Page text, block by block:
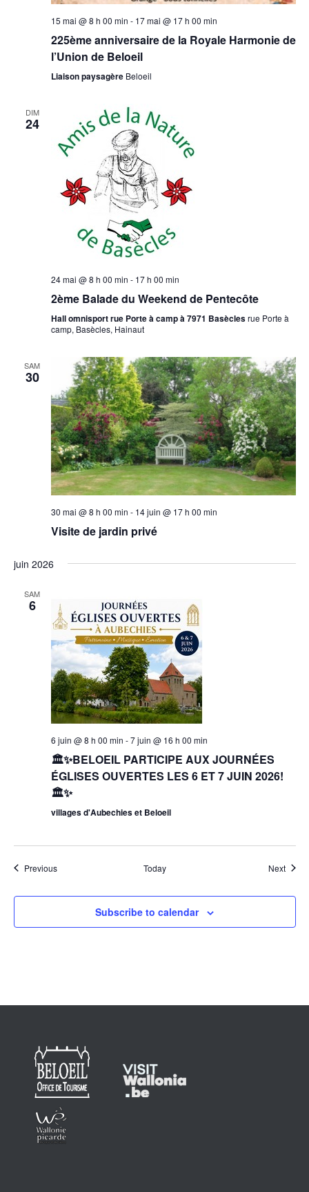
15 mai @ 8 h 00 min - 17 mai @ 17 h 00 min
225ème anniversaire de la Royale Harmonie de
l’Union de Beloeil
Liaison paysagère Beloeil
DIM
24
24 mai @ 8 h 00 min - 17 h 00 min
2ème Balade du Weekend de Pentecôte
Hall omnisport rue Porte à camp à 7971 Basèclesrue Porte à
camp, Basècles, Hainaut
SAM
30
30 mai @ 8 h 00 min - 14 juin @ 17 h 00 min
Visite de jardin privé
juin 2026
SAM
6
6 juin @ 8 h 00 min -7 juin @ 16 h 00 min
🏛️✨BELOEIL PARTICIPE AUX JOURNÉES
ÉGLISES OUVERTES LES 6 ET 7 JUIN 2026!
🏛️✨
villages d'Aubechies et Beloeil
PreviousEvents Today Next
Subscribe to calendar